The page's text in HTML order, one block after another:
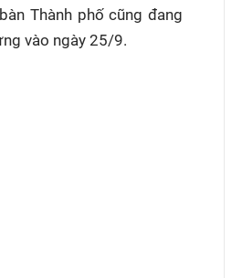
Thành phố cũng đang
vào ngày 25/9.